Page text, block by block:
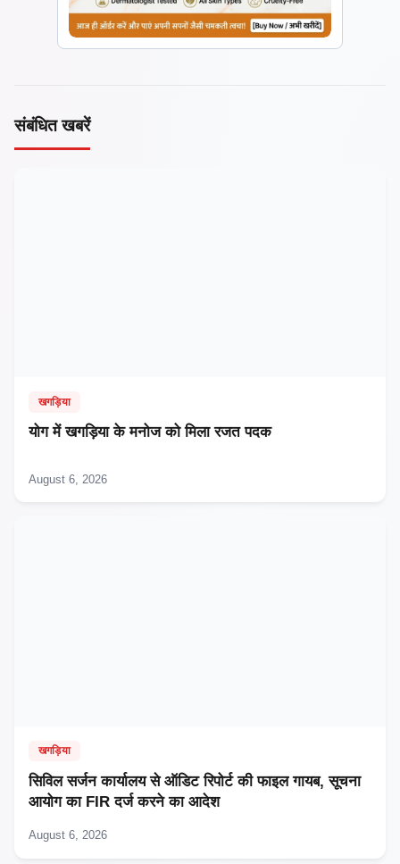
संबंधित खबरें
खगड़िया
​योग में खगड़िया के मनोज को मिला रजत पदक
August 6, 2026
खगड़िया
सिविल सर्जन कार्यालय से ऑडिट रिपोर्ट की फाइल गायब, सूचना
आयोग का FIR दर्ज करने का आदेश
August 6, 2026